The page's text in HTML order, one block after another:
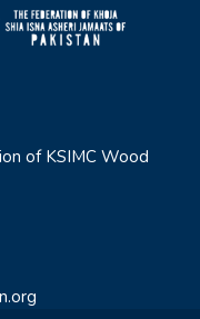
of KSIMC Wood